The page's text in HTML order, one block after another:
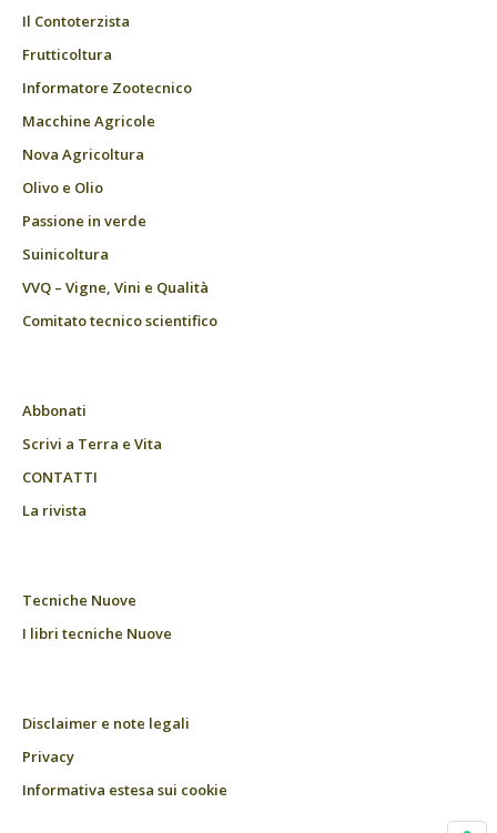
Il Contoterzista
Frutticoltura
Informatore Zootecnico
Macchine Agricole
Nova Agricoltura
Olivo e Olio
Passione in verde
Suinicoltura
VVQ – Vigne, Vini e Qualità
Comitato tecnico scientifico
Abbonati
Scrivi a Terra e Vita
CONTATTI
La rivista
Tecniche Nuove
I libri tecniche Nuove
Disclaimer e note legali
Privacy
Informativa estesa sui cookie